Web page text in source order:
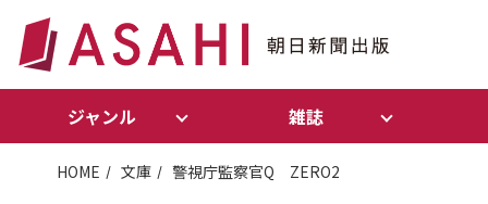
ジャンル 雑誌
HOME 文庫 警視庁監察官Q ZERO2